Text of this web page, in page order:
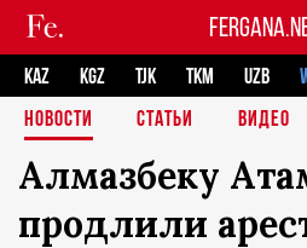
KAZ KGZ TJK TKM UZB
НОВОСТИ
СТАТЬИ ВИДЕО
Алмазбеку
продлили